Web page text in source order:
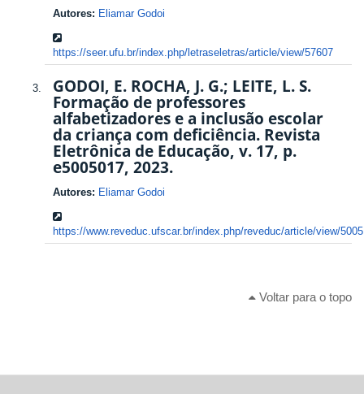
Autores: Eliamar Godoi
https://seer.ufu.br/index.php/letraseletras/article/view/57607
GODOI, E. ROCHA, J. G.; LEITE, L. S.
Formação de professores
alfabetizadores e a inclusão escolar
da criança com deficiência. Revista
Eletrônica de Educação, v. 17, p.
e5005017, 2023.
Autores: Eliamar Godoi
https://www.reveduc.ufscar.br/index.php/reveduc/article/view/5005
Voltar para o topo